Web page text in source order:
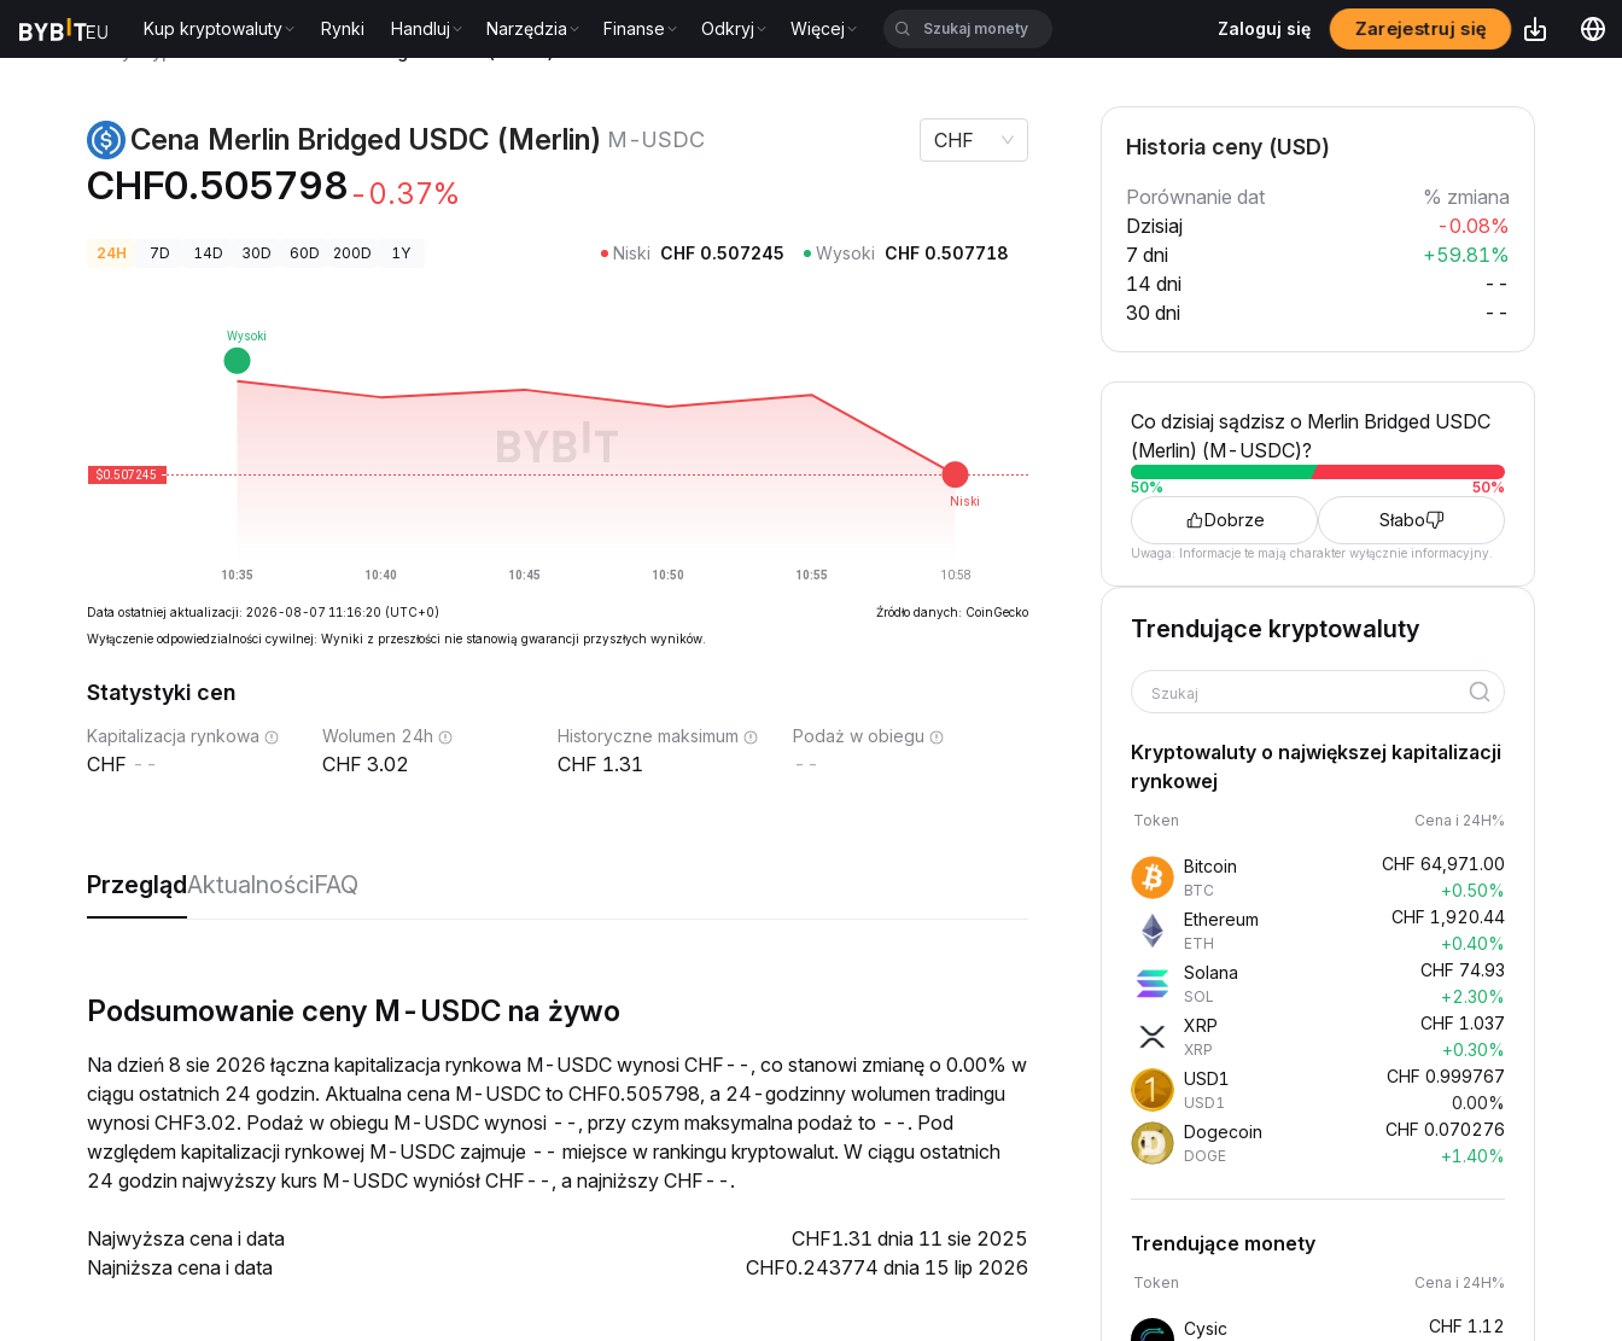
Kup kryptowaluty Rynki Handluj Narzędzia Finanse Odkryj Więcej Zaloguj się Zarejestruj się
Cena Merlin Bridged USDC (Merlin) M-USDC
CHF0.505798 -0.37%
CHF
24H 7D 14D 30D 60D 200D 1Y Niski CHF 0.507245 Wysoki CHF 0.507718
Data ostatniej aktualizacji: 2026-08-07 11:16:20 (UTC+0)
Źródło danych: CoinGecko
Wyłączenie odpowiedzialności cywilnej: Wyniki z przeszłości nie stanowią gwarancji przyszłych wyników.
Statystyki cen
Kapitalizacja rynkowa
--
Wolumen 24h
3.02
Historyczne maksimum
1.31
Podaż w obiegu
--
PrzeglądAktualnościFAQ
Podsumowanie ceny M-USDC na żywo
Na dzień 8 sie 2026 łączna kapitalizacja rynkowa M-USDC wynosi CHF--, co stanowi zmianę o 0.00% w
ciągu ostatnich 24 godzin. Aktualna cena M-USDC to CHF0.505798, a 24-godzinny wolumen tradingu
wynosi CHF3.02. Podaż w obiegu M-USDC wynosi --, przy czym maksymalna podaż to --. Pod
względem kapitalizacji rynkowej M-USDC zajmuje -- miejsce w rankingu kryptowalut. W ciągu ostatnich
24 godzin najwyższy kurs M-USDC wyniósł CHF--, a najniższy CHF--.
Najwyższa cena i data
CHF1.31 dnia 11 sie 2025
Najniższa cena i data
CHF0.243774 dnia 15 lip 2026
Historia ceny (USD)
Porównanie dat
% zmiana
Dzisiaj
-0.08%
7 dni
+59.81%
14 dni
--
30 dni
--
Co dzisiaj sądzisz o Merlin Bridged USDC
(Merlin) (M-USDC)?
50% 50%
Dobrze Słabo
Uwaga: Informacje te mają charakter wyłącznie informacyjny.
Trendujące kryptowaluty
Szukaj
Kryptowaluty o największej kapitalizacji
rynkowej
Token Cena i 24H%
Bitcoin
BTC
CHF 64,971.00
+0.50%
Ethereum
ETH
CHF 1,920.44
+0.40%
Solana
SOL
CHF 74.93
+2.30%
XRP
XRP
CHF 1.037
+0.30%
USD1
USD1
CHF 0.999767
0.00%
Dogecoin
DOGE
CHF 0.070276
+1.40%
Trendujące monety
Token Cena i 24H%
Cysic CHF 1.12